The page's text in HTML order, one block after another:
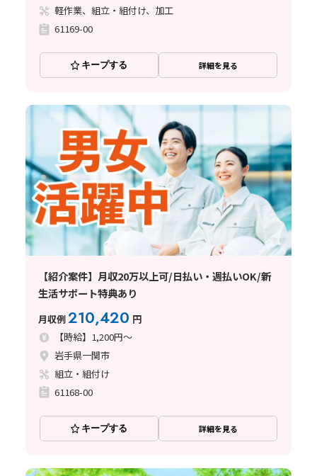
軽作業、組立・組付け、加工
61169-00
キープする 詳細を見る
【紹介案件】月収20万以上可/日払い・週払いOK/新
生活サポート特典あり
月収例210,420 円
【時給】1,200円～
岩手県一関市
組立・組付け
61168-00
キープする 詳細を見る